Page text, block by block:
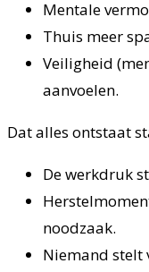
Mentale
Thuis meer
Veiligheid
aanvoelen.
Dat alles ontstaat
De werkdruk
noodzaak.
Niemand stelt